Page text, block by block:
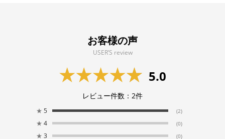
お客様の声
USER’S review
5.0
レビュー件数： 2件
★ 5 (2)
★ 4 (0)
★ 3 (0)